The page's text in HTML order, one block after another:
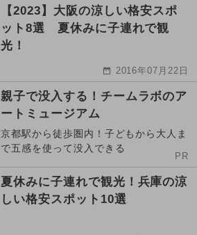
【2023】大阪の涼しい格安スポ
ット8選 夏休みに子連れで観
光！
2016年07月22日
親子で没入する！チームラボのア
ートミュージアム
京都駅から徒歩圏内！子どもから大人ま
で五感を使って没入できる
PR
夏休みに子連れで観光！兵庫の涼
しい格安スポット10選